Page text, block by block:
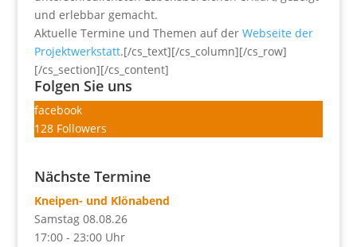
und erlebbar gemacht.
Aktuelle Termine und Themen auf der Webseite der
Projektwerkstatt.[/cs_text][/cs_column][/cs_row]
[/cs_section][/cs_content]
Folgen Sie uns
facebook
128 Followers
Nächste Termine
Kneipen- und Klönabend
Samstag 08.08.26
17:00 - 23:00 Uhr